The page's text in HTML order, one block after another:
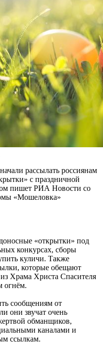
рассылать россиянам
с праздничной
пишет РИА Новости со
«Мошеловка»
«открытки» под
конкурсах, сборы
куличи. Также
которые обещают
Храма Христа Спасителя
огнём.
сообщениям от
они звучат очень
обманщиков,
каналами и
ссылкам.